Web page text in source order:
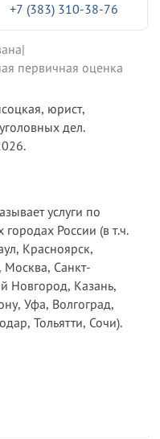
+7 (383) 310-38-76
|
первичная оценка
юрист,
дел.
услуги по
России (в т.ч.
Красноярск,
Москва, Санкт-
Новгород, Казань,
Уфа, Волгоград,
Тольятти, Сочи).